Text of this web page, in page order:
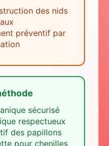
des nids
préventif par
sécurisé
respectueux
des papillons
pour chenilles